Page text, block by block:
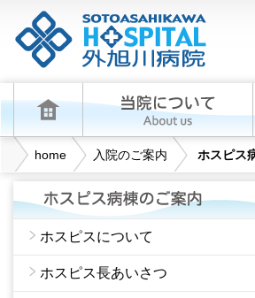
home 入院のご案内 ホスピス
ホスピスについて
ホスピス長あいさつ